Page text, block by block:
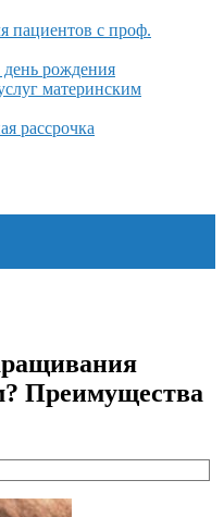
пациентов с проф.
рождения
материнским
рассрочка
Преимущества